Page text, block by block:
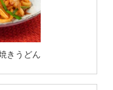
きうどん